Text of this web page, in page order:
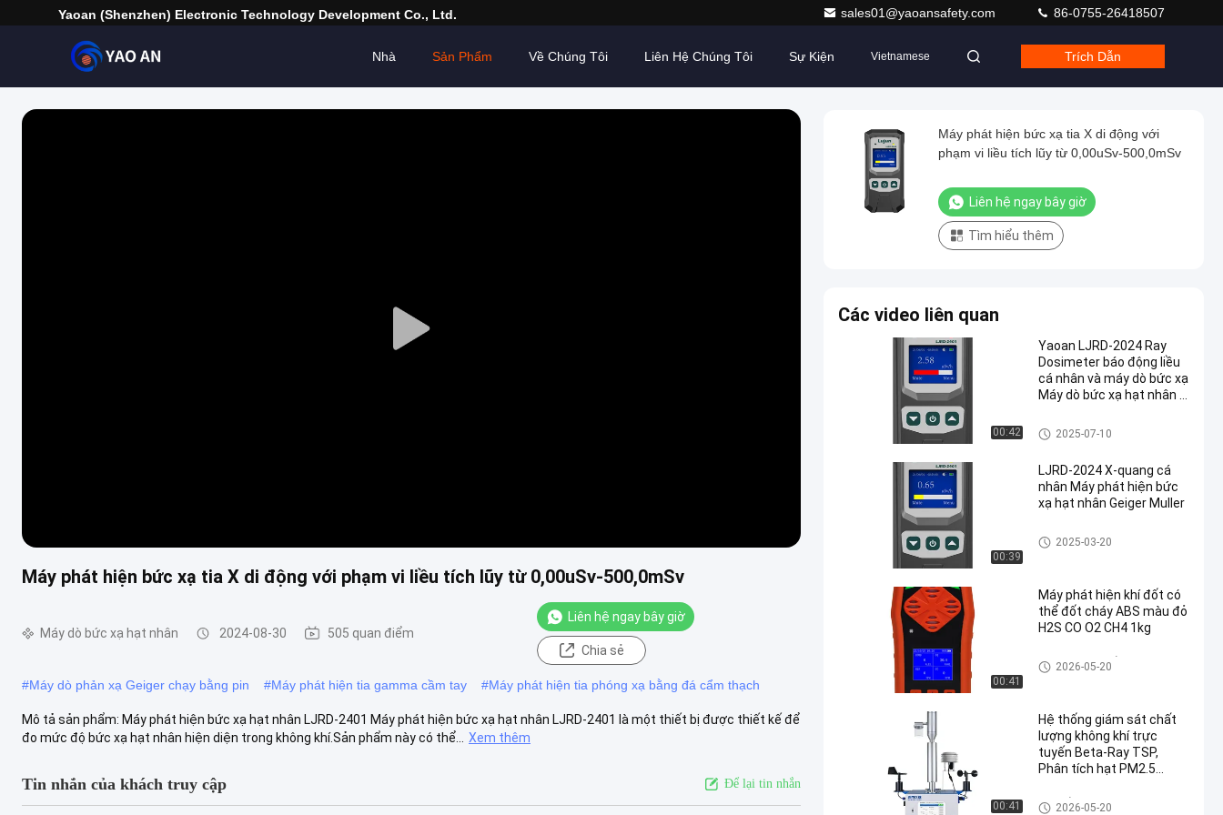
Yaoan (Shenzhen) Electronic Technology Development Co., Ltd. sales01@yaoansafety.com 86-0755-26418507
Nhà Sản Phẩm Về Chúng Tôi Liên Hệ Chúng Tôi Sự Kiện Vietnamese Trích Dẫn
Play
Máy phát hiện bức xạ tia X di động với phạm vi liều tích lũy từ 0,00uSv-500,0mSv
Máy dò bức xạ hạt nhân 2024-08-30 505 quan điểm
Liên hệ ngay bây giờ
Chia sẻ
#Máy dò phản xạ Geiger chạy bằng pin #Máy phát hiện tia gamma cầm tay #Máy phát hiện tia phóng xạ bằng đá cẩm thạch
Mô tả sản phẩm: Máy phát hiện bức xạ hạt nhân LJRD-2401 Máy phát hiện bức xạ hạt nhân LJRD-2401 là một thiết bị được thiết kế để
đo mức độ bức xạ hạt nhân hiện diện trong không khí.Sản phẩm này có thể...
Xem thêm
Tin nhắn của khách truy cập Để lại tin nhắn
Máy phát hiện bức xạ tia X di động với
phạm vi liều tích lũy từ 0,00uSv-500,0mSv
Liên hệ ngay bây giờ
Tìm hiểu thêm
Các video liên quan
00:42
Yaoan LJRD-2024 Ray
Dosimeter báo động liều
cá nhân và máy dò bức xạ
Máy dò bức xạ hạt nhân di
Máy dò bức xạ hạt nhân
2025-07-10
00:39
LJRD-2024 X-quang cá
nhân Máy phát hiện bức
xạ hạt nhân Geiger Muller
Máy dò bức xạ hạt nhân
2025-03-20
00:41
Máy phát hiện khí đốt có
thể đốt cháy ABS màu đỏ
H2S CO O2 CH4 1kg
Máy dò đa khí cầm tay
2026-05-20
00:41
Hệ thống giám sát chất
lượng không khí trực
tuyến Beta-Ray TSP,
Phân tích hạt PM2.5
Hệ thống giám sát bụi
2026-05-20